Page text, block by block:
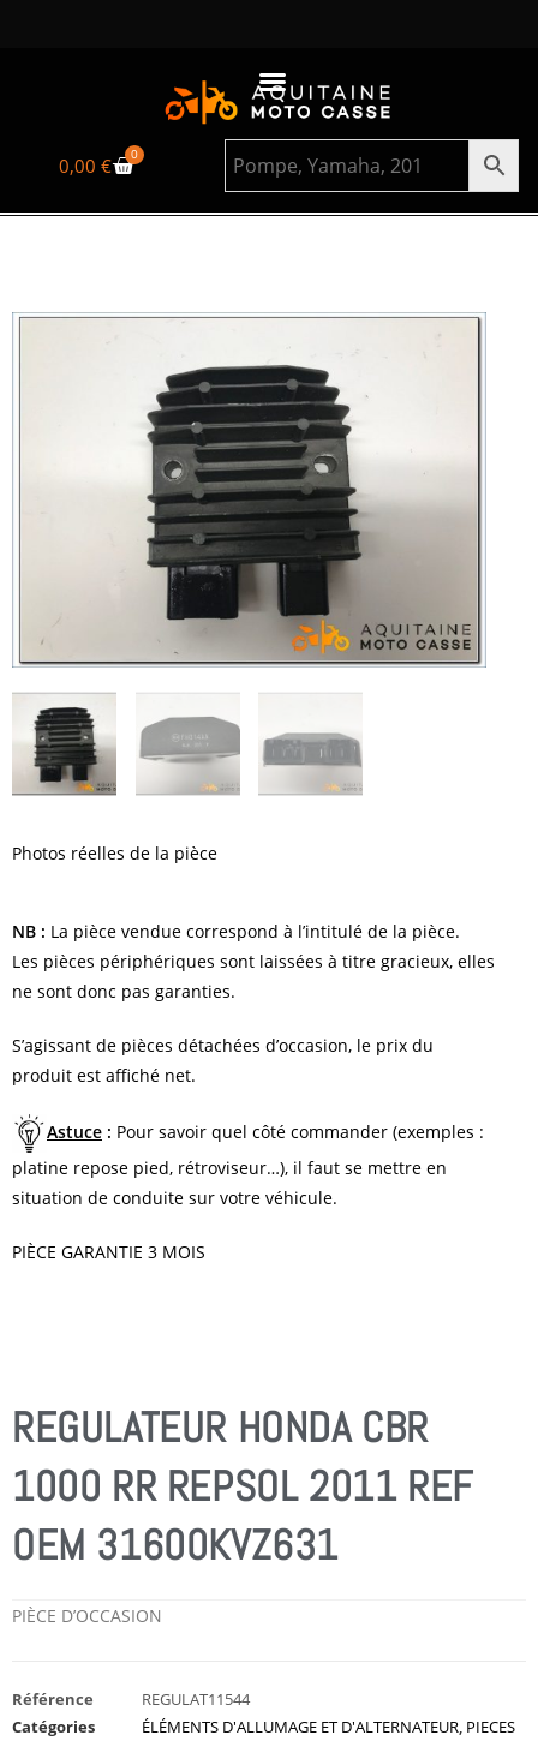
0,00€ 0
Photos réelles de la pièce
NB : La pièce vendue correspond à l’intitulé de la pièce.
Les pièces périphériques sont laissées à titre gracieux, elles
ne sont donc pas garanties.
S’agissant de pièces détachées d’occasion, le prix du
produit est affiché net.
Astuce : Pour savoir quel côté commander (exemples :
platine repose pied, rétroviseur…), il faut se mettre en
situation de conduite sur votre véhicule.
PIÈCE GARANTIE 3 MOIS
REGULATEUR HONDA CBR
1000 RR REPSOL 2011 REF
OEM 31600KVZ631
PIÈCE D’OCCASION
Référence
REGULAT11544
Catégories
ÉLÉMENTS D'ALLUMAGE ET D'ALTERNATEUR, PIECES